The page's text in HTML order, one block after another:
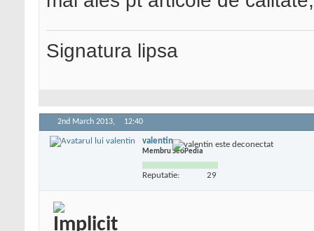
Signatura lipsa
2nd March 2013, 12:40
valentin
Membru SeoPedia
Reputatie: 29